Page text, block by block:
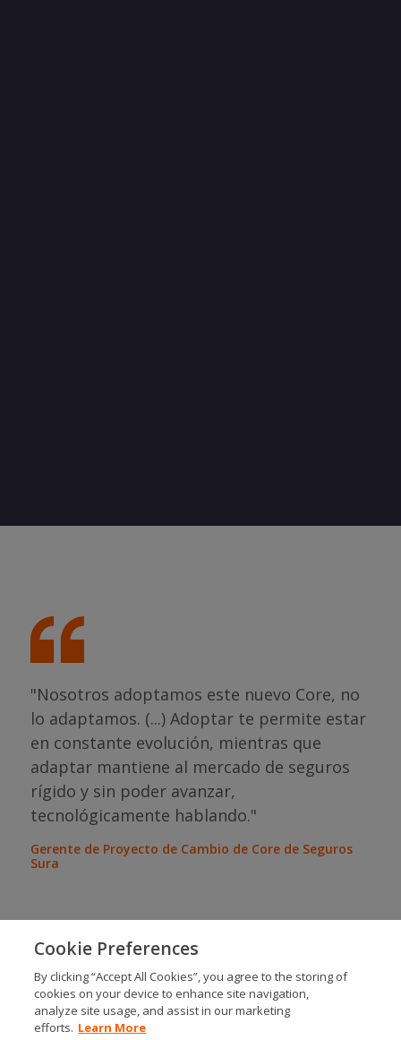
"Nosotros adoptamos este nuevo Core, no
lo adaptamos. (...) Adoptar te permite estar
en constante evolución, mientras que
adaptar mantiene al mercado de seguros
rígido y sin poder avanzar,
tecnológicamente hablando."
Gerente de Proyecto de Cambio de Core de Seguros
Sura
SOCIALS
Cookie Preferences
By clicking “Accept All Cookies”, you agree to the storing of
cookies on your device to enhance site navigation,
analyze site usage, and assist in our marketing
efforts. Learn More